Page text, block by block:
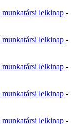
lelkinap -
lelkinap -
lelkinap -
lelkinap -
lelkinap -